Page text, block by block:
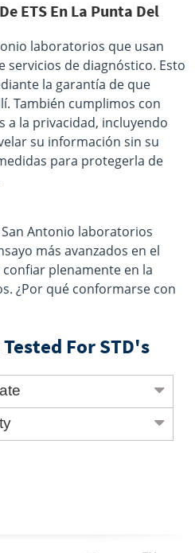
ETS En La Punta Del
laboratorios que usan
de diagnóstico. Esto
la garantía de que
También cumplimos con
a la privacidad, incluyendo
su información sin su
para protegerla de
Antonio laboratorios
más avanzados en el
plenamente en la
¿Por qué conformarse con
For STD's